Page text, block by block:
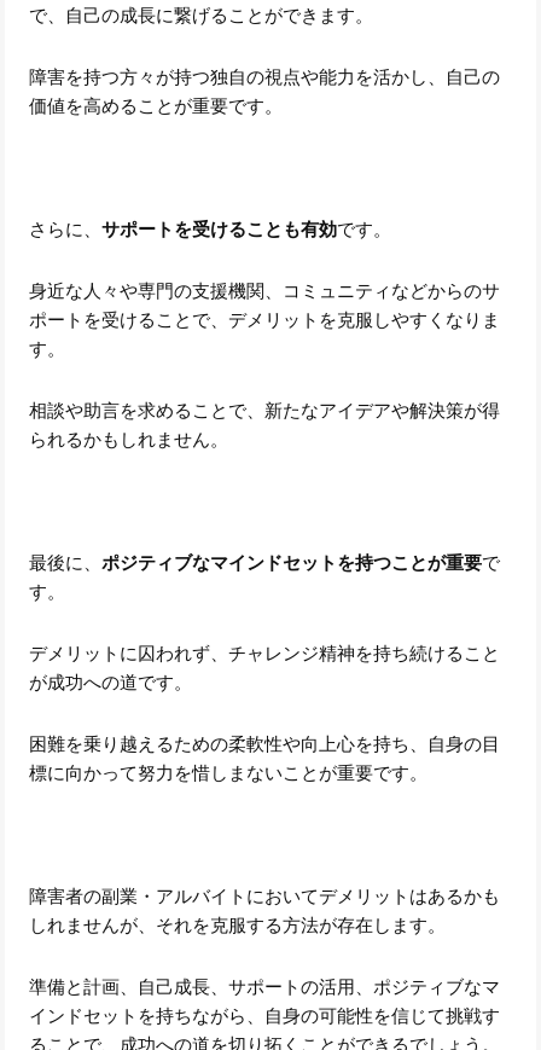
で、自己の成長に繋げることができます。
障害を持つ方々が持つ独自の視点や能力を活かし、自己の
価値を高めることが重要です。
さらに、サポートを受けることも有効です。
身近な人々や専門の支援機関、コミュニティなどからのサ
ポートを受けることで、デメリットを克服しやすくなりま
す。
相談や助言を求めることで、新たなアイデアや解決策が得
られるかもしれません。
最後に、ポジティブなマインドセットを持つことが重要で
す。
デメリットに囚われず、チャレンジ精神を持ち続けること
が成功への道です。
困難を乗り越えるための柔軟性や向上心を持ち、自身の目
標に向かって努力を惜しまないことが重要です。
障害者の副業・アルバイトにおいてデメリットはあるかも
しれませんが、それを克服する方法が存在します。
準備と計画、自己成長、サポートの活用、ポジティブなマ
インドセットを持ちながら、自身の可能性を信じて挑戦す
ることで、成功への道を切り拓くことができるでしょう。